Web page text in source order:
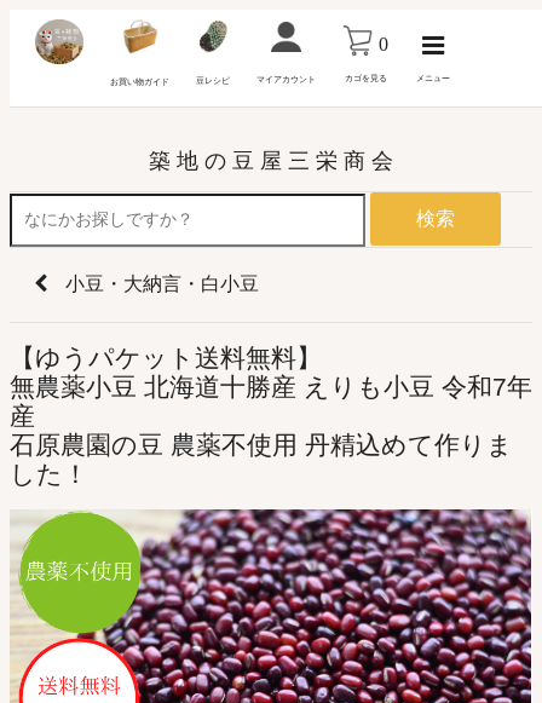
お買い物ガイド 豆レシピ マイアカウント
0
カゴを見る メニュー
築 地 の 豆 屋 三 栄 商 会
検索
小豆・大納言・白小豆
【ゆうパケット送料無料】
無農薬小豆 北海道十勝産 えりも小豆 令和7年
産
石原農園の豆 農薬不使用 丹精込めて作りま
した！